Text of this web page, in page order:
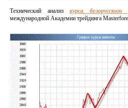
Технический анализкурса белорусского
международной Академии трейдинга